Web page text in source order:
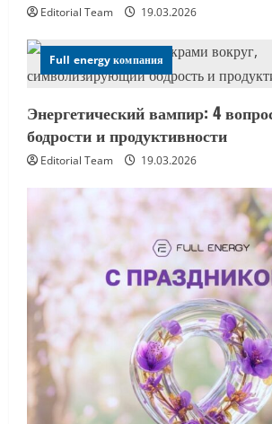
Editorial Team 19.03.2026
Full energy компания
Энергетический вампир: 4
бодрости и продуктивности
Editorial Team 19.03.2026